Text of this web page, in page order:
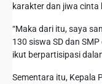
karakter dan jiwa cinta
“Maka dari itu, saya
130 siswa SD dan
ikut berpartisipasi
Sementara itu, Kepala